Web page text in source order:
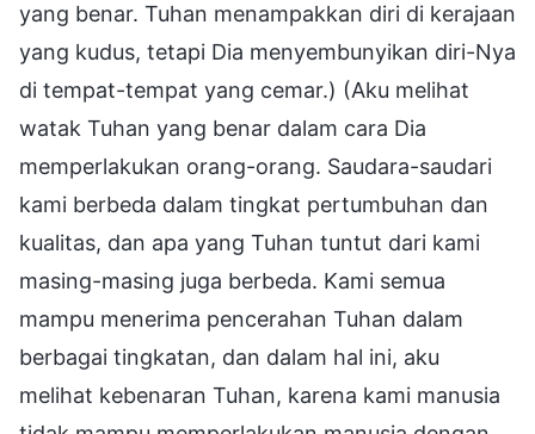
yang benar. Tuhan menampakkan diri di kerajaan
yang kudus, tetapi Dia menyembunyikan diri-Nya
di tempat-tempat yang cemar.) (Aku melihat
watak Tuhan yang benar dalam cara Dia
memperlakukan orang-orang. Saudara-saudari
kami berbeda dalam tingkat pertumbuhan dan
kualitas, dan apa yang Tuhan tuntut dari kami
masing-masing juga berbeda. Kami semua
mampu menerima pencerahan Tuhan dalam
berbagai tingkatan, dan dalam hal ini, aku
melihat kebenaran Tuhan, karena kami manusia